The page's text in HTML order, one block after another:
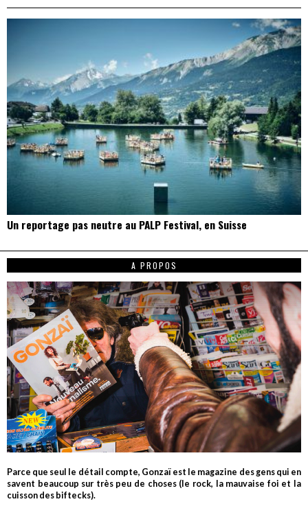
Un reportage pas neutre au PALP Festival, en Suisse
A PROPOS
Parce que seul le détail compte, Gonzaï est le magazine des gens qui en
savent beaucoup sur très peu de choses (le rock, la mauvaise foi et la
cuisson des biftecks).